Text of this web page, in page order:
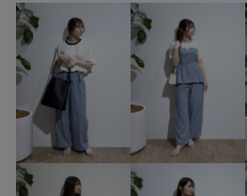
Iラインシルエット outer_pickup
RP26SS_goods RP26SSインナー
setup_pickup Tシャツ UVカット
Web限定カラー お手入れしやすい
さらりとした なめらか